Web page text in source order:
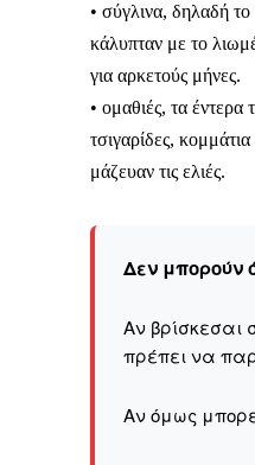
• σύγλινα, δηλαδή
κάλυπταν με το
για αρκετούς μήνες.
• ομαθιές, τα έντερα
τσιγαρίδες,
μάζευαν τις ελιές.
Δεν μπορούν
Αν βρίσκεσαι
πρέπει να
Αν όμως